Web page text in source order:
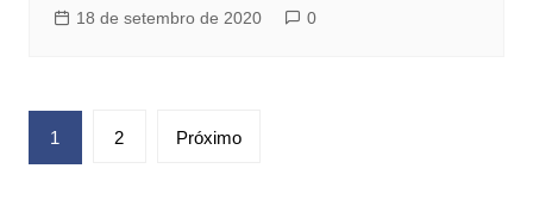
18 de setembro de 2020
0
Paginação
de
1 2 Próximo